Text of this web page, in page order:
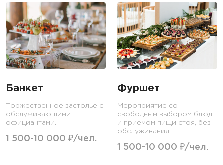
Банкет
Торжественное застолье с
обслуживающими
официантами.
1 500-10 000 ₽/чел.
Фуршет
Мероприятие со
свободным выбором блюд
и приемом пищи стоя, без
обслуживания.
1 500-10 000 ₽/чел.